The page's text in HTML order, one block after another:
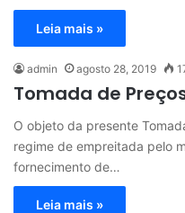
Leia mais »
admin agosto 28, 2019
Tomada de
O objeto da presente
regime de empreitada pelo
fornecimento de…
Leia mais »